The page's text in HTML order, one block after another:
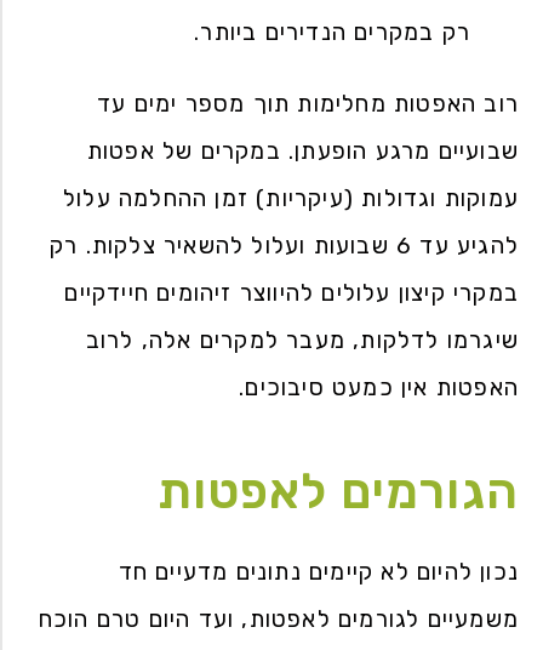
רק במקרים הנדירים ביותר.
רוב האפטות מחלימות תוך מספר ימים עד
שבועיים מרגע הופעתן. במקרים של אפטות
עמוקות וגדולות (עיקריות) זמן ההחלמה עלול
להגיע עד 6 שבועות ועלול להשאיר צלקות. רק
במקרי קיצון עלולים להיווצר זיהומים חיידקיים
שיגרמו לדלקות, מעבר למקרים אלה, לרוב
האפטות אין כמעט סיבוכים.
הגורמים לאפטות
נכון להיום לא קיימים נתונים מדעיים חד
משמעיים לגורמים לאפטות, ועד היום טרם הוכח